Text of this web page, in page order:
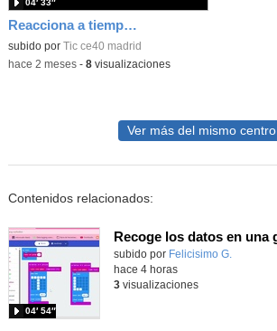
Reacciona a tiempo: programación y reflejos con Micro:bit
subido por Tic ce40 madrid
04′ 33″
-hace 2 meses- 8visualizaciones
Ver más del mismo centro
Contenidos relacionados:
Contenido educativo.
subido por Felicisimo G.
04′ 54″
hace 4 horas
3visualizaciones